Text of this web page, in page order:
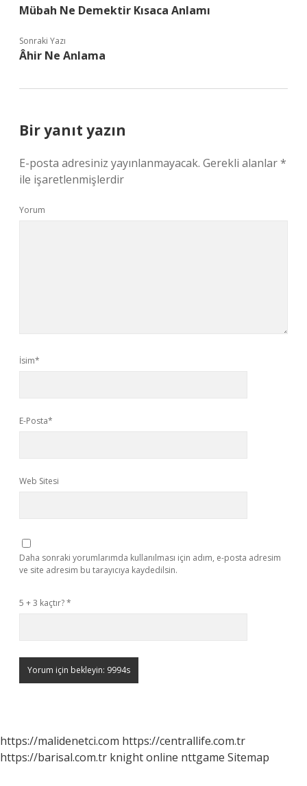
Mübah Ne Demektir Kısaca Anlamı
Sonraki Yazı
Âhir Ne Anlama
Bir yanıt yazın
E-posta adresiniz yayınlanmayacak. Gerekli alanlar*
ile işaretlenmişlerdir
Yorum
İsim*
E-Posta*
Web Sitesi
Daha sonraki yorumlarımda kullanılması için adım, e-posta adresim
ve site adresim bu tarayıcıya kaydedilsin.
5 + 3 kaçtır?*
https://malidenetci.com https://centrallife.com.tr
https://barisal.com.tr knight online nttgame Sitemap